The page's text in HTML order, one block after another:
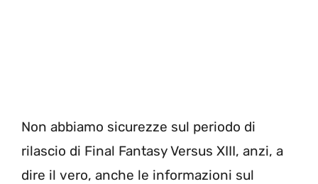
Non abbiamo sicurezze sul periodo di
rilascio di Final Fantasy Versus XIII, anzi, a
dire il vero, anche le informazioni sul